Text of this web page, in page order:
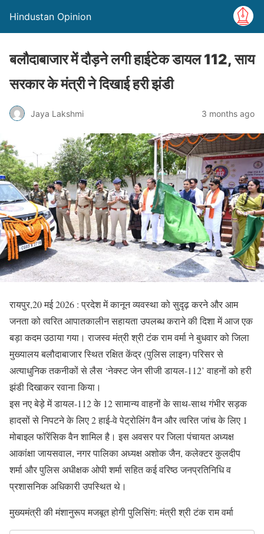
Hindustan Opinion
बलौदाबाजार में दौड़ने लगी हाईटेक डायल 112, साय
सरकार के मंत्री ने दिखाई हरी झंडी
Jaya Lakshmi 3 months ago
रायपुर,20 मई 2026 : प्रदेश में कानून व्यवस्था को सुदृढ़ करने और आम
जनता को त्वरित आपातकालीन सहायता उपलब्ध कराने की दिशा में आज एक
बड़ा कदम उठाया गया। राजस्व मंत्री श्री टंक राम वर्मा ने बुधवार को जिला
मुख्यालय बलौदाबाजार स्थित रक्षित केंद्र (पुलिस लाइन) परिसर से
अत्याधुनिक तकनीकों से लैस ‘नेक्स्ट जेन सीजी डायल-112’ वाहनों को हरी
झंडी दिखाकर रवाना किया।
​इस नए बेड़े में डायल-112 के 12 सामान्य वाहनों के साथ-साथ गंभीर सड़क
हादसों से निपटने के लिए 2 हाई-वे पेट्रोलिंग वैन और त्वरित जांच के लिए 1
मोबाइल फॉरेंसिक वैन शामिल है। इस अवसर पर जिला पंचायत अध्यक्ष
आकांक्षा जायसवाल, नगर पालिका अध्यक्ष अशोक जैन, कलेक्टर कुलदीप
शर्मा और पुलिस अधीक्षक ओपी शर्मा सहित कई वरिष्ठ जनप्रतिनिधि व
प्रशासनिक अधिकारी उपस्थित थे।
​मुख्यमंत्री की मंशानुरूप मजबूत होगी पुलिसिंग: मंत्री श्री टंक राम वर्मा